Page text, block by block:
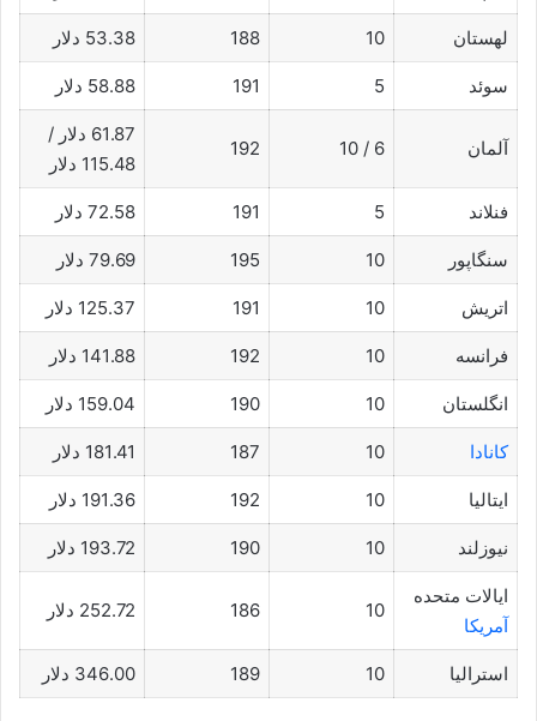
لهستان 10
188 53.38 دلار
سوئد 5
191 58.88 دلار
آلمان 6 / 10
192
61.87 دلار /
115.48 دلار
فنلاند 5
191 72.58 دلار
سنگاپور 10
195 79.69 دلار
اتریش 10
191 125.37 دلار
فرانسه 10
192 141.88 دلار
انگلستان 10
190 159.04 دلار
کانادا 10
187 181.41 دلار
ایتالیا 10
192 191.36 دلار
نیوزلند 10
190 193.72 دلار
ایالات متحده
آمریکا
10
186 252.72 دلار
استرالیا 10
189 346.00 دلار